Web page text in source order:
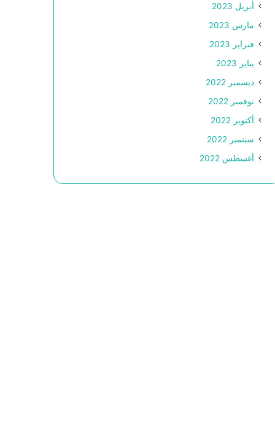
أبريل 2023
مارس 2023
فبراير 2023
يناير 2023
ديسمبر 2022
نوفمبر 2022
أكتوبر 2022
سبتمبر 2022
أغسطس 2022